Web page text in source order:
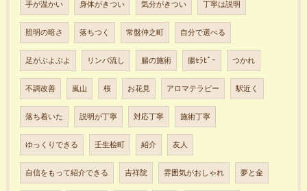
手が温かい 身体がきつい 気分がきつい 丁寧は説明
照明の暗さ 落ちつく 常盤仲之町 自分で選べる
足がぶよぶよ リンパ流し 腸の施術 腸ｾﾗﾋﾟｰ つかれ
不調改善 嵐山 桜 お花見 アロマテラピー 駅近く
落ち着いた 説明が丁寧 対応丁寧 施術丁寧
ゆっくりできる 壬生桧町 紹介 友人
自信をもって紹介できる 吉祥院 雰囲気がおしゃれ 夢と金